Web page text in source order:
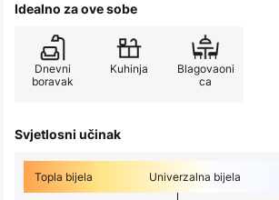
Idealno za ove sobe
Dnevni
boravak
Kuhinja
Blagovaoni
ca
Svjetlosni učinak
Topla bijela Univerzalna bijela